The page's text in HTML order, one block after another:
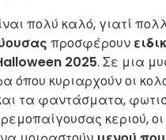
πολύ καλό, γιατί
προσφέρουν
2025. Σε μια
όπου κυριαρχούν οι
τα φαντάσματα,
κεριού,